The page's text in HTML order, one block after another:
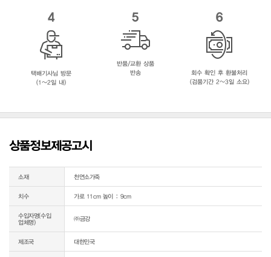
4
택배기사님 방문
(1~2일 내)
5
반품/교환 상품
반송
6
회수 확인 후 환불처리
(검품기간 2~3일 소요)
상품정보제공고시
소재 천연소가죽
치수 가로 11cm 높이 : 9cm
수입자명(수입
업체명)
㈜금강
제조국 대한민국